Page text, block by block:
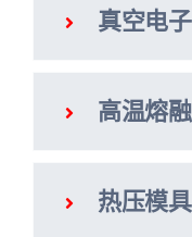
真空电
高温熔
热压模